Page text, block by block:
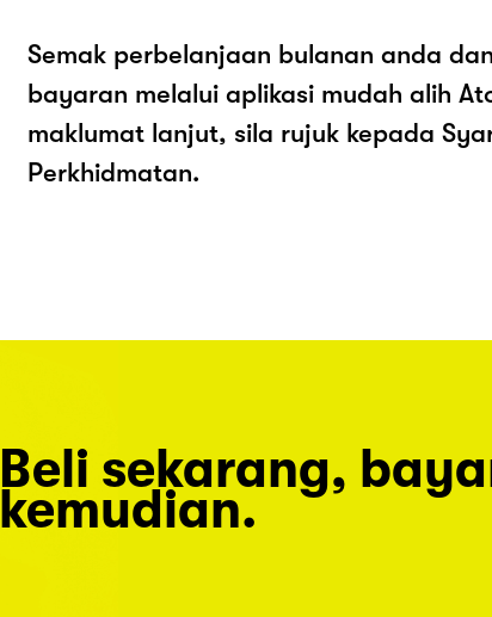
Semak perbelanjaan bulanan anda
bayaran melalui aplikasi mudah alih
maklumat lanjut, sila rujuk kepada
Perkhidmatan.
Beli sekarang,
kemudian.